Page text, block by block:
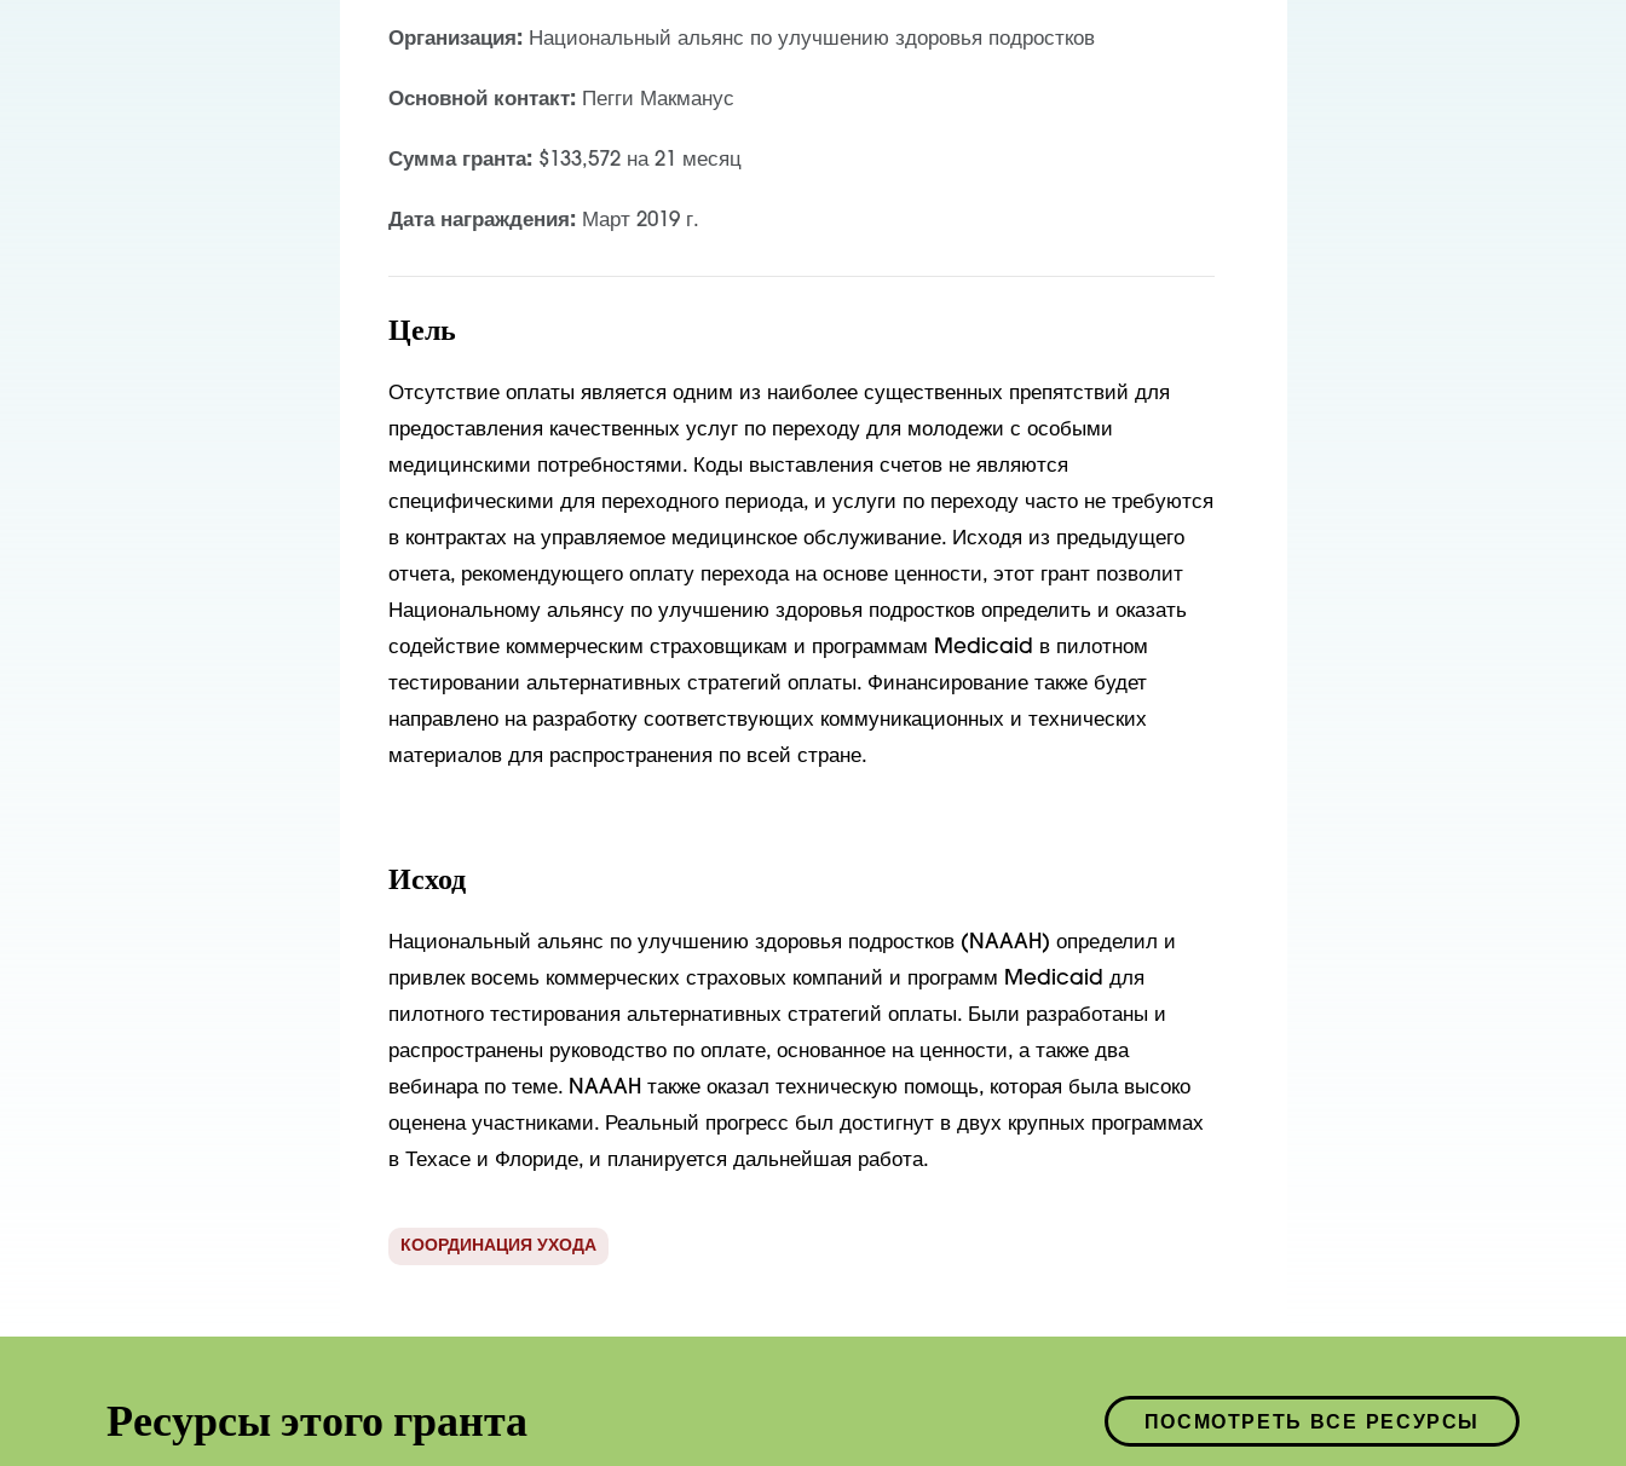
Организация:Национальный альянс по улучшению здоровья подростков
Основной контакт:Пегги Макманус
Сумма гранта:$133,572 на 21 месяц
Дата награждения: Март 2019 г.
Цель
Отсутствие оплаты является одним из наиболее существенных препятствий для
предоставления качественных услуг по переходу для молодежи с особыми
медицинскими потребностями. Коды выставления счетов не являются
специфическими для переходного периода, и услуги по переходу часто не требуются
в контрактах на управляемое медицинское обслуживание. Исходя из предыдущего
отчета, рекомендующего оплату перехода на основе ценности, этот грант позволит
Национальному альянсу по улучшению здоровья подростков определить и оказать
содействие коммерческим страховщикам и программам Medicaid в пилотном
тестировании альтернативных стратегий оплаты. Финансирование также будет
направлено на разработку соответствующих коммуникационных и технических
материалов для распространения по всей стране.
Исход
Национальный альянс по улучшению здоровья подростков (NAAAH) определил и
привлек восемь коммерческих страховых компаний и программ Medicaid для
пилотного тестирования альтернативных стратегий оплаты. Были разработаны и
распространены руководство по оплате, основанное на ценности, а также два
вебинара по теме. NAAAH также оказал техническую помощь, которая была высоко
оценена участниками. Реальный прогресс был достигнут в двух крупных программах
в Техасе и Флориде, и планируется дальнейшая работа.
КООРДИНАЦИЯ УХОДА
Ресурсы этого гранта ПОСМОТРЕТЬ ВСЕ РЕСУРСЫ